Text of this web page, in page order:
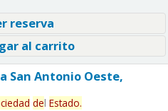
reserva
al carrito
San Antonio Oeste,
del Estado.